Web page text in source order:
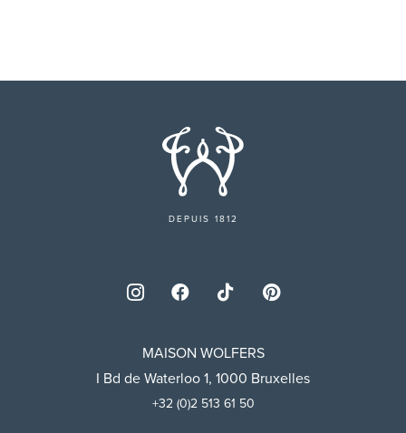
DEPUIS 1812
MAISON WOLFERS
I Bd de Waterloo 1, 1000 Bruxelles
+32 (0)2 513 61 50